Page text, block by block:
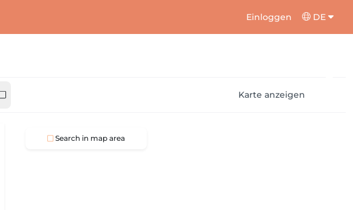
Einloggen DE
Karte anzeigen
Search in map area